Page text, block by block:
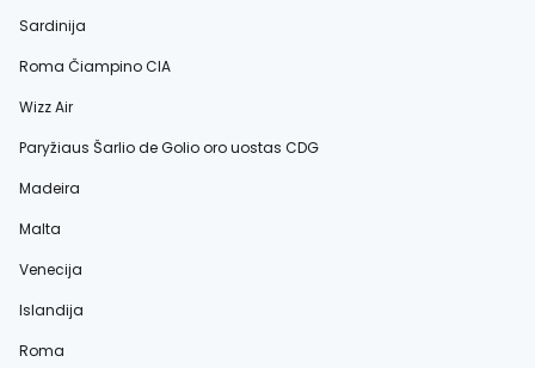
Sardinija
Roma Čiampino CIA
Wizz Air
Paryžiaus Šarlio de Golio oro uostas CDG
Madeira
Malta
Venecija
Islandija
Roma